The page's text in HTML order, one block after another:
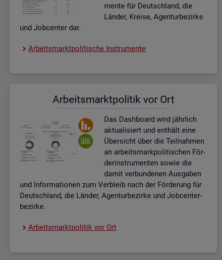
men­te für Deutsch­land, die
Län­der, Krei­se, Agen­tur­be­zir­ke
und Job­cen­ter dar.
Ar­beits­markt­po­li­ti­sche In­stru­men­te
Ar­beits­markt­po­li­tik vor Ort
Das Da­sh­board wird jähr­lich
ak­tua­li­siert und ent­hält eine
Über­sicht über die Teil­nah­men
an ar­beits­mark­po­li­ti­schen För­
der­instru­men­ten sowie die
damit ver­bun­de­nen Aus­ga­ben
und In­for­ma­tio­nen zum Ver­bleib nach der För­de­rung für
Deutsch­land, die Län­der, Agen­tur­be­zir­ke und Job­cent­er­
be­zir­ke.
Ar­beits­markt­po­li­tik vor Ort